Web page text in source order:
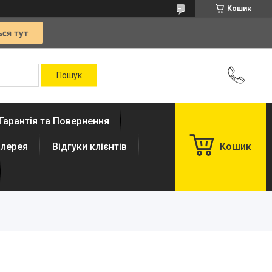
Кошик
Гарантія та Повернення
Відгуки клієнтів Кошик